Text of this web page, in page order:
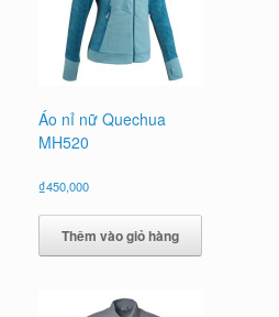
Áo nỉ nữ Quechua
MH520
₫450,000
Thêm vào giỏ hàng